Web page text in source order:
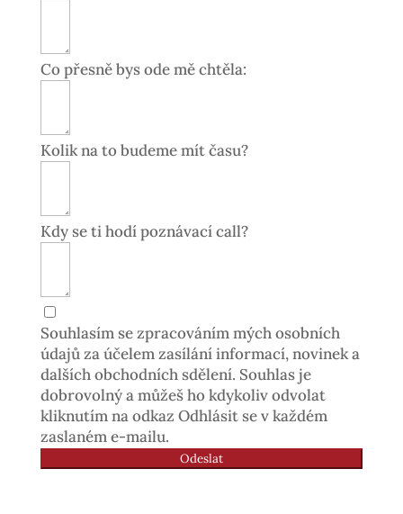
Co přesně bys ode mě chtěla:
Kolik na to budeme mít času?
Kdy se ti hodí poznávací call?
Souhlasím se zpracováním mých osobních
údajů za účelem zasílání informací, novinek a
dalších obchodních sdělení. Souhlas je
dobrovolný a můžeš ho kdykoliv odvolat
kliknutím na odkaz Odhlásit se v každém
zaslaném e-mailu.
Odeslat